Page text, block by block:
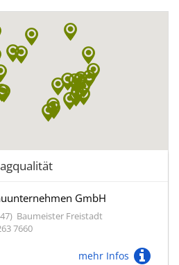
GmbH
Baumeister Freistadt
7660
mehr Infos